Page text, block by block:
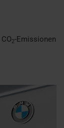
CO2-Emissionen